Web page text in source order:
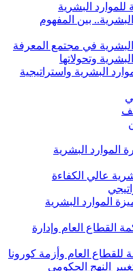
للموارد البشرية
البشرية.. بين المفهوم
البشرية في مجتمع المعرفة
وتحولاتها
البشرية واستراتيجية
الموارد البشرية
عالي الكفاءة
الموارد البشرية
القطاع العام وإدارة
للقطاع العام وأزمة كورونا
النهج الحكومي